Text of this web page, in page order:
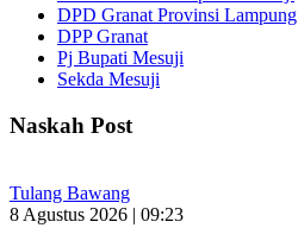
DPD Granat Provinsi Lampung
DPP Granat
Pj Bupati Mesuji
Sekda Mesuji
Naskah Post
Tulang Bawang
8 Agustus 2026 | 09:23